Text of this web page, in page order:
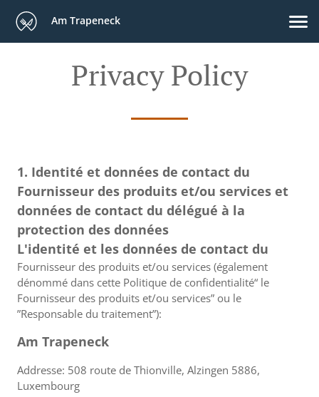
Am Trapeneck
Privacy Policy
1. Identité et données de contact du
Fournisseur des produits et/ou services et
données de contact du délégué à la
protection des données
L'identité et les données de contact du
Fournisseur des produits et/ou services (également
dénommé dans cette Politique de confidentialité“ le
Fournisseur des produits et/ou services” ou le
”Responsable du traitement”):
Am Trapeneck
Addresse: 508 route de Thionville, Alzingen 5886,
Luxembourg